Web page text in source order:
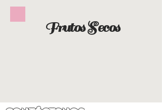
Frutos Secos